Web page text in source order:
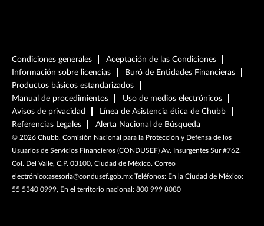
Condiciones generales
Aceptación de las Condiciones
Información sobre licencias
Buró de Entidades Financieras
Productos básicos estandarizados
Manual de procedimientos
Uso de medios electrónicos
Avisos de privacidad
Línea de Asistencia ética de Chubb
Referencias Legales
Alerta Nacional de Búsqueda
© 2026 Chubb. Comisión Nacional para la Protección y Defensa de los
Usuarios de Servicios Financieros (CONDUSEF) Av. Insurgentes Sur #762.
Col. Del Valle, C.P. 03100, Ciudad de México. Correo
electrónico:asesoria@condusef.gob.mx Teléfonos: En la Ciudad de México:
55 5340 0999, En el territorio nacional: 800 999 8080